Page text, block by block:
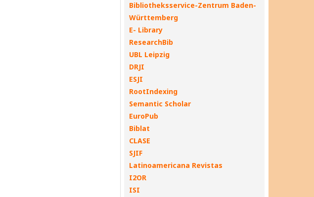
Bibliotheksservice-Zentrum Baden-
Württemberg
E- Library
ResearchBib
UBL Leipzig
DRJI
ESJI
RootIndexing
Semantic Scholar
EuroPub
Biblat
CLASE
SJIF
Latinoamericana Revistas
I2OR
ISI